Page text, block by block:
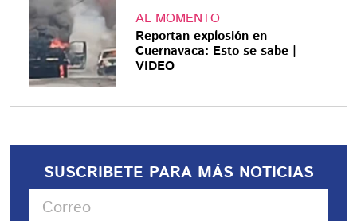
AL MOMENTO
Reportan explosión en
Cuernavaca: Esto se sabe |
VIDEO
SUSCRIBETE PARA MÁS NOTICIAS